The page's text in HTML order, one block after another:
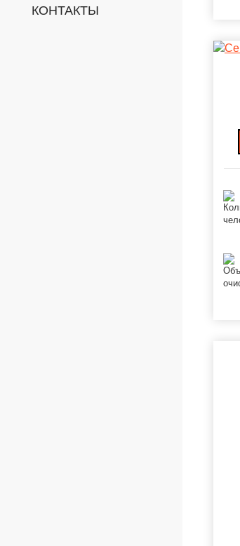
КОНТАКТЫ